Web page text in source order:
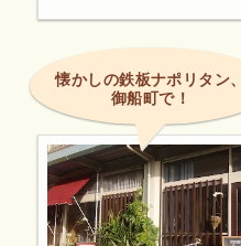
懐かしの鉄板ナポリタン、
御船町で！